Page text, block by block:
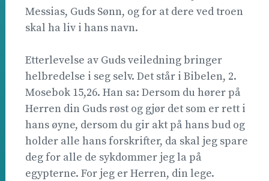
Messias, Guds Sønn, og for at dere ved troen
skal ha liv i hans navn.
Etterlevelse av Guds veiledning bringer
helbredelse i seg selv. Det står i Bibelen, 2.
Mosebok 15,26. Han sa: Dersom du hører på
Herren din Guds røst og gjør det som er rett i
hans øyne, dersom du gir akt på hans bud og
holder alle hans forskrifter, da skal jeg spare
deg for alle de sykdommer jeg la på
egypterne. For jeg er Herren, din lege.